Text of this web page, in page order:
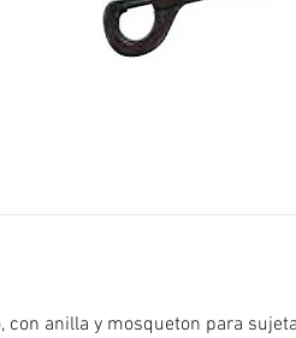
con anilla y mosqueton para